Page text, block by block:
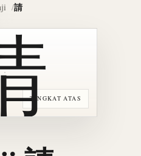
請
TINGKAT ATAS